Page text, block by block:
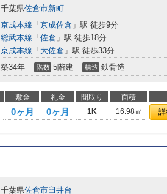
千葉県佐倉市新町
京成本線 「 京成佐倉 」駅 徒歩9分
総武本線 「 佐倉 」駅 徒歩18分
京成本線 「 大佐倉 」駅 徒歩33分
築34年 階数 5階建 構造 鉄骨造
敷金 礼金 間取り 面積
0ヶ月 0ヶ月 1K 16.98㎡
千葉県佐倉市臼井台